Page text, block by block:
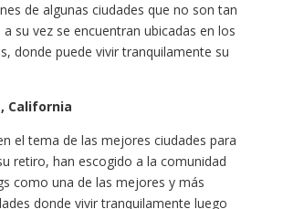
de algunas ciudades que no son tan
su vez se encuentran ubicadas en los
donde puede vivir tranquilamente su
California
el tema de las mejores ciudades para
retiro, han escogido a la comunidad
como una de las mejores y más
donde vivir tranquilamente luego